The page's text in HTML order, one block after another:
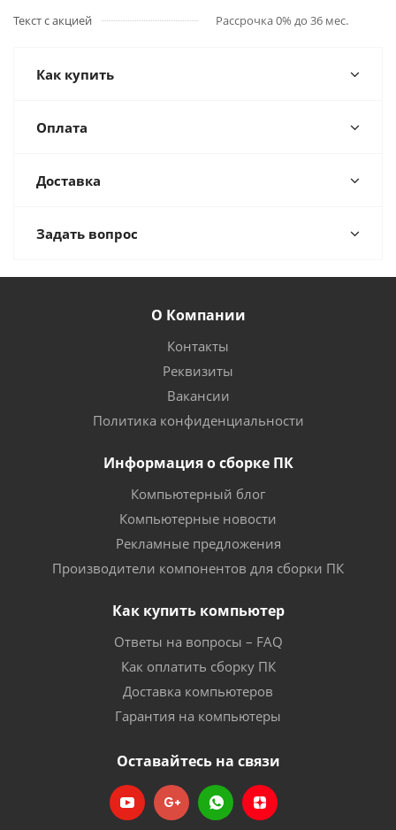
Текст с акцией Рассрочка 0% до 36 мес.
Как купить
Оплата
Доставка
Задать вопрос
О Компании
Контакты
Реквизиты
Вакансии
Политика конфиденциальности
Информация о сборке ПК
Компьютерный блог
Компьютерные новости
Рекламные предложения
Производители компонентов для сборки ПК
Как купить компьютер
Ответы на вопросы – FAQ
Как оплатить сборку ПК
Доставка компьютеров
Гарантия на компьютеры
Оставайтесь на связи